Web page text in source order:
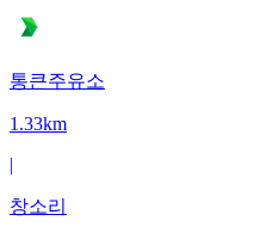
통큰주유소
1.33km
|
창소리